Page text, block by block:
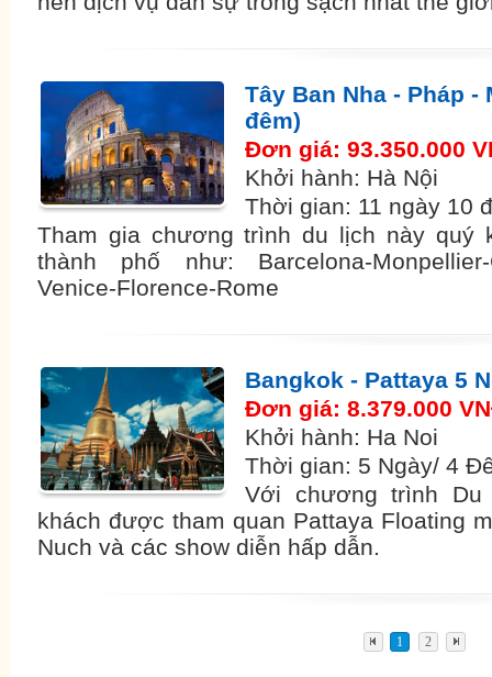
Tây Ban Nha - Pháp -
đêm)
Đơn giá: 93.350.000
Khởi hành: Hà Nội
Thời gian: 11 ngày 10
Tham gia chương trình du lịch này quý
thành phố như: Barcelona-Monpellier-
Venice-Florence-Rome
Bangkok - Pattaya 5
Đơn giá: 8.379.000
Khởi hành: Ha Noi
Thời gian: 5 Ngày/ 4
Với chương trình
khách được tham quan Pattaya Floating
Nuch và các show diễn hấp dẫn.
1 2